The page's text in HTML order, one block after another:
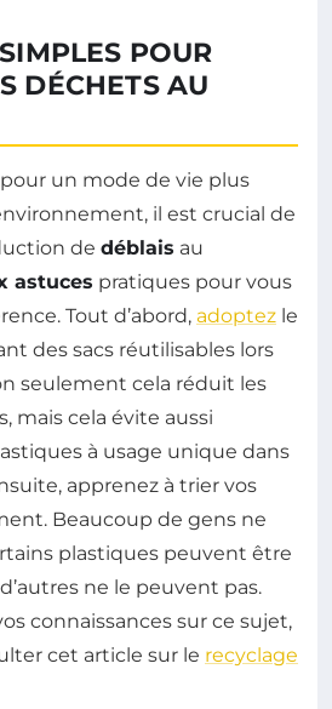
POUR
DÉCHETS AU
un mode de vie plus
il est crucial de
de déblais au
astuces pratiques pour vous
Tout d’abord, adoptez le
des sacs réutilisables lors
seulement cela réduit les
mais cela évite aussi
à usage unique dans
apprenez à trier vos
Beaucoup de gens ne
plastiques peuvent être
ne le peuvent pas.
connaissances sur ce sujet,
cet article sur le recyclage